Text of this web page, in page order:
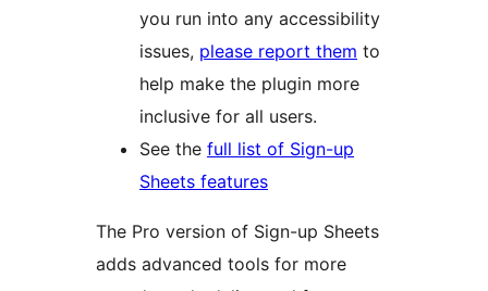
you run into any accessibility
issues, please report them to
help make the plugin more
inclusive for all users.
See the full list of Sign-up
Sheets features
The Pro version of Sign-up Sheets
adds advanced tools for more